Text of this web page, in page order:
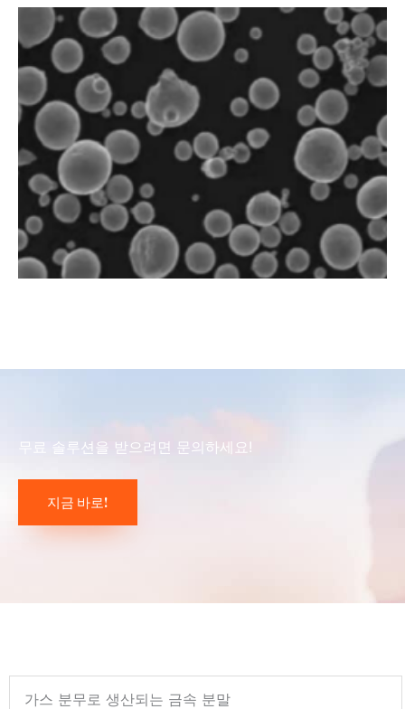
무료 솔루션을 받으려면 문의하세요!
지금 바로!
가스 분무로 생산되는 금속 분말